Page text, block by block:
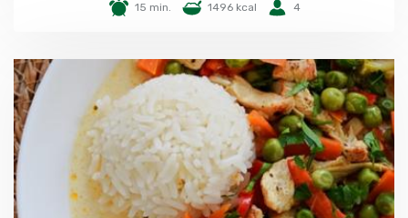
15 min. 1496 kcal 4